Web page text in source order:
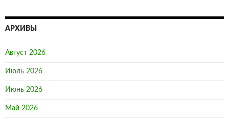
АРХИВЫ
Август 2026
Июль 2026
Июнь 2026
Май 2026